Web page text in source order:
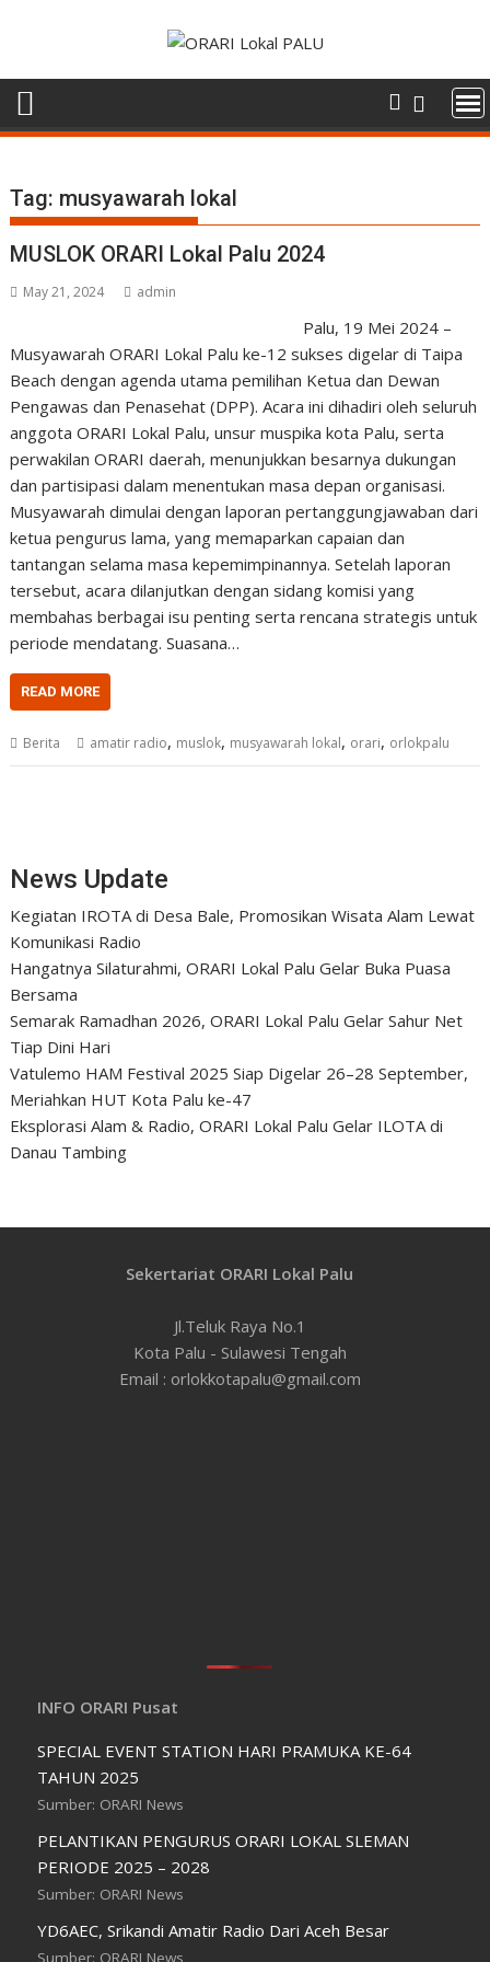
Tag: musyawarah lokal
MUSLOK ORARI Lokal Palu 2024
May 21, 2024 admin
Palu, 19 Mei 2024 –
Musyawarah ORARI Lokal Palu ke-12 sukses digelar di Taipa
Beach dengan agenda utama pemilihan Ketua dan Dewan
Pengawas dan Penasehat (DPP). Acara ini dihadiri oleh seluruh
anggota ORARI Lokal Palu, unsur muspika kota Palu, serta
perwakilan ORARI daerah, menunjukkan besarnya dukungan
dan partisipasi dalam menentukan masa depan organisasi.
Musyawarah dimulai dengan laporan pertanggungjawaban dari
ketua pengurus lama, yang memaparkan capaian dan
tantangan selama masa kepemimpinannya. Setelah laporan
tersebut, acara dilanjutkan dengan sidang komisi yang
membahas berbagai isu penting serta rencana strategis untuk
periode mendatang. Suasana…
READ MORE
Berita amatir radio, muslok, musyawarah lokal, orari, orlokpalu
News Update
Kegiatan IROTA di Desa Bale, Promosikan Wisata Alam Lewat
Komunikasi Radio
Hangatnya Silaturahmi, ORARI Lokal Palu Gelar Buka Puasa
Bersama
Semarak Ramadhan 2026, ORARI Lokal Palu Gelar Sahur Net
Tiap Dini Hari
Vatulemo HAM Festival 2025 Siap Digelar 26–28 September,
Meriahkan HUT Kota Palu ke-47
Eksplorasi Alam & Radio, ORARI Lokal Palu Gelar ILOTA di
Danau Tambing
Sekertariat ORARI Lokal Palu
Jl.Teluk Raya No.1
Kota Palu - Sulawesi Tengah
Email : orlokkotapalu@gmail.com
INFO ORARI Pusat
SPECIAL EVENT STATION HARI PRAMUKA KE-64
TAHUN 2025
Sumber: ORARI News
PELANTIKAN PENGURUS ORARI LOKAL SLEMAN
PERIODE 2025 – 2028
Sumber: ORARI News
YD6AEC, Srikandi Amatir Radio Dari Aceh Besar
Sumber: ORARI News